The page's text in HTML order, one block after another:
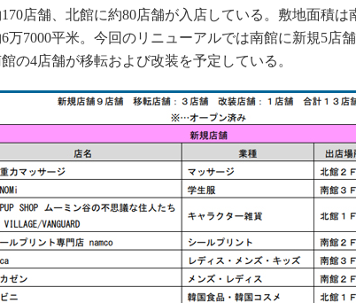
店舗、北館に約80店舗が入店している。敷地面積は
万7000平米。今回のリニューアルでは南館に新規5店
の4店舗が移転および改装を予定している。